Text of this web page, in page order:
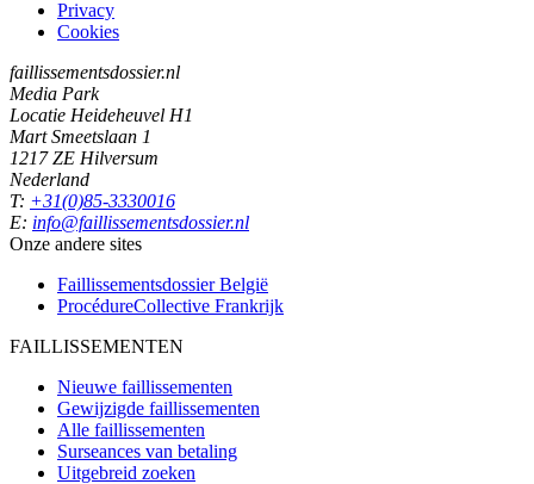
Privacy
Cookies
faillissementsdossier.nl
Media Park
Locatie Heideheuvel H1
Mart Smeetslaan 1
1217 ZE Hilversum
Nederland
T: +31(0)85-3330016
E: info@faillissementsdossier.nl
Onze andere sites
Faillissementsdossier België
ProcédureCollective Frankrijk
FAILLISSEMENTEN
Nieuwe faillissementen
Gewijzigde faillissementen
Alle faillissementen
Surseances van betaling
Uitgebreid zoeken